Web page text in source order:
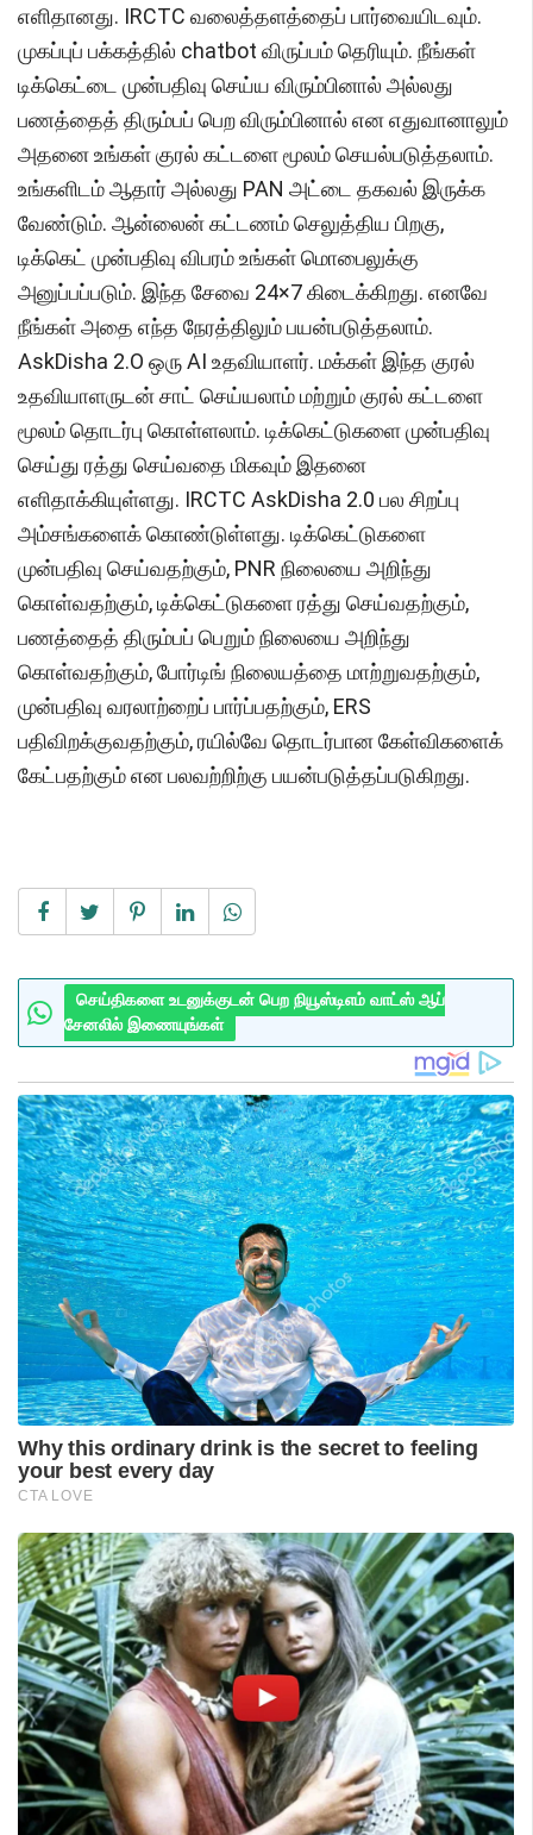
எளிதானது. IRCTC வலைத்தளத்தைப் பார்வையிடவும்.
முகப்புப் பக்கத்தில் chatbot விருப்பம் தெரியும். நீங்கள்
டிக்கெட்டை முன்பதிவு செய்ய விரும்பினால் அல்லது
பணத்தைத் திரும்பப் பெற விரும்பினால் என எதுவானாலும்
அதனை உங்கள் குரல் கட்டளை மூலம் செயல்படுத்தலாம்.
உங்களிடம் ஆதார் அல்லது PAN அட்டை தகவல் இருக்க
வேண்டும். ஆன்லைன் கட்டணம் செலுத்திய பிறகு,
டிக்கெட் முன்பதிவு விபரம் உங்கள் மொபைலுக்கு
அனுப்பப்படும். இந்த சேவை 24×7 கிடைக்கிறது. எனவே
நீங்கள் அதை எந்த நேரத்திலும் பயன்படுத்தலாம்.
AskDisha 2.O ஒரு AI உதவியாளர். மக்கள் இந்த குரல்
உதவியாளருடன் சாட் செய்யலாம் மற்றும் குரல் கட்டளை
மூலம் தொடர்பு கொள்ளலாம். டிக்கெட்டுகளை முன்பதிவு
செய்து ரத்து செய்வதை மிகவும் இதனை
எளிதாக்கியுள்ளது. IRCTC AskDisha 2.0 பல சிறப்பு
அம்சங்களைக் கொண்டுள்ளது. டிக்கெட்டுகளை
முன்பதிவு செய்வதற்கும், PNR நிலையை அறிந்து
கொள்வதற்கும், டிக்கெட்டுகளை ரத்து செய்வதற்கும்,
பணத்தைத் திரும்பப் பெறும் நிலையை அறிந்து
கொள்வதற்கும், போர்டிங் நிலையத்தை மாற்றுவதற்கும்,
முன்பதிவு வரலாற்றைப் பார்ப்பதற்கும், ERS
பதிவிறக்குவதற்கும், ரயில்வே தொடர்பான கேள்விகளைக்
கேட்பதற்கும் என பலவற்றிற்கு பயன்படுத்தப்படுகிறது.
செய்திகளை உடனுக்குடன் பெற நியூஸ்டிஎம் வாட்ஸ் ஆப்
சேனலில் இணையுங்கள்